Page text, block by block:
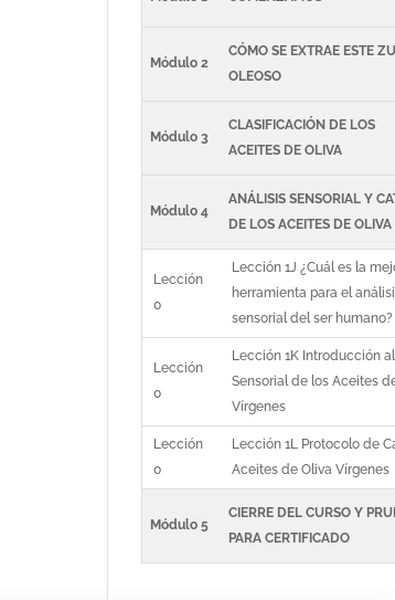
Módulo 2
CÓMO SE EXTRAE ESTE
OLEOSO
Módulo 3
CLASIFICACIÓN DE LOS
ACEITES DE OLIVA
Módulo 4
ANÁLISIS SENSORIAL Y
DE LOS ACEITES DE OLIVA
Lección
0
Lección 1J ¿Cuál es la
herramienta para el
sensorial del ser humano?
Lección
0
Lección 1K Introducción
Sensorial de los Aceites
Vírgenes
Lección
0
Lección 1L Protocolo de
Aceites de Oliva Vírgenes
Módulo 5
CIERRE DEL CURSO Y
PARA CERTIFICADO